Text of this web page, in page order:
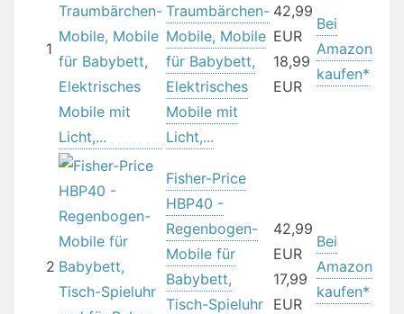
1
Traumbärchen-
Mobile, Mobile
für Babybett,
Elektrisches
Mobile mit
Licht,...
42,99
EUR
18,99
EUR
Bei
Amazon
kaufen*
2
Fisher-Price
HBP40 -
Regenbogen-
Mobile für
Babybett,
Tisch-Spieluhr
42,99
EUR
17,99
EUR
Bei
Amazon
kaufen*